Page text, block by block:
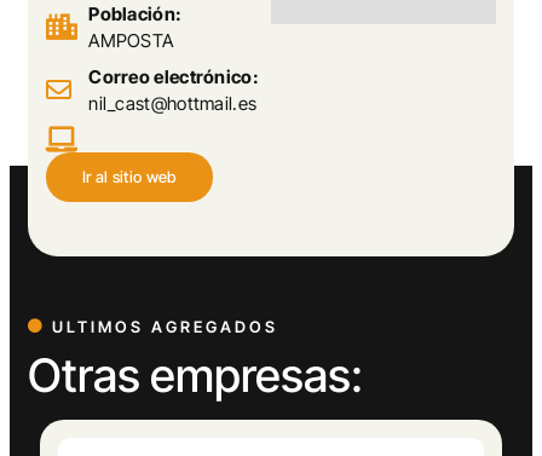
Población:
AMPOSTA
Correo electrónico:
nil_cast@hottmail.es
Ir al sitio web
ULTIMOS AGREGADOS
Otras empresas: